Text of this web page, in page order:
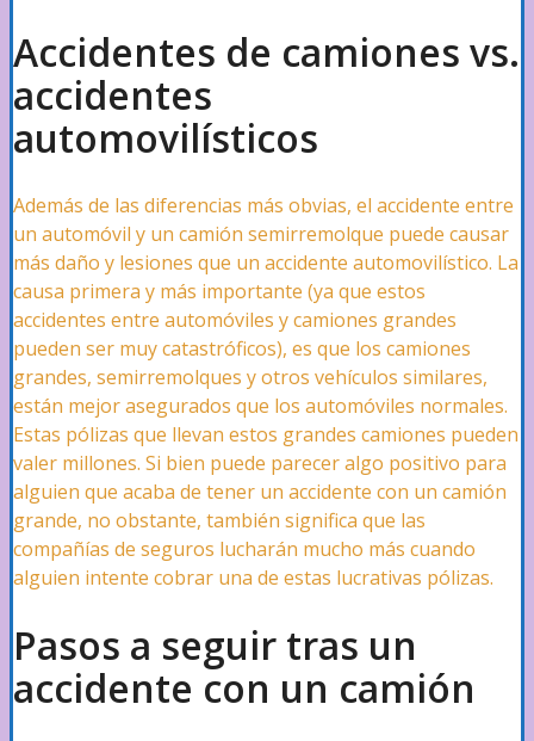
Accidentes de Scooter
Lesiones de Espalda
Lesiones de Cuello
Lesiones de la Médula Espinal
Lesiones Catastróficas
Marítimo
Accidentes de Cruceros
Accidentes de camiones vs.
accidentes
automovilísticos
Además de las diferencias más obvias, el accidente entre
un automóvil y un camión semirremolque puede causar
más daño y lesiones que un accidente automovilístico. La
causa primera y más importante (ya que estos
accidentes entre automóviles y camiones grandes
pueden ser muy catastróficos), es que los camiones
grandes, semirremolques y otros vehículos similares,
están mejor asegurados que los automóviles normales.
Estas pólizas que llevan estos grandes camiones pueden
valer millones. Si bien puede parecer algo positivo para
alguien que acaba de tener un accidente con un camión
grande, no obstante, también significa que las
compañías de seguros lucharán mucho más cuando
alguien intente cobrar una de estas lucrativas pólizas.
Pasos a seguir tras un
accidente con un camión